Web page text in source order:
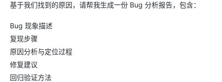
基于我们找到的原因，请帮我生成一份 Bug 分析报告，包含：
Bug 现象描述
复现步骤
原因分析与定位过程
修复建议
回归验证方法